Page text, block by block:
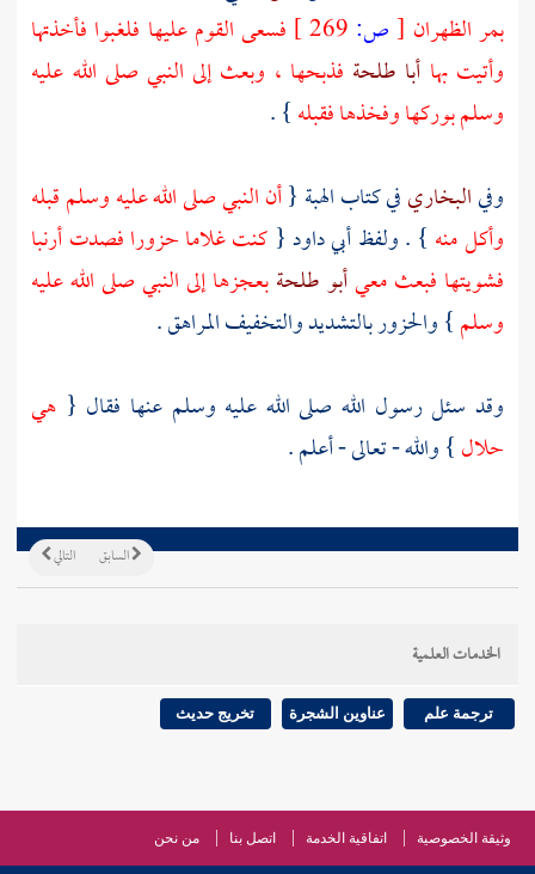
بمر الظهران [ص:
فسعى القوم عليها فلغبوا فأخذتها
وأتيت بها أبا طلحة فذبحها ، وبعث إلى النبي صلى الله عليه
وسلم بوركها وفخذها فقبله} .
وفيالبخاريفي كتاب الهبة {أن النبي صلى الله عليه وسلم قبله
وأكل منه } . ولفظأبي داود{ كنت غلاما حزورا فصدت أرنبا
فشويتها فبعث معيأبو طلحةبعجزها إلى النبي صلى الله عليه
وسلم} والحزور بالتشديد والتخفيف المراهق .
وقد سئل رسول الله صلى الله عليه وسلم عنها فقال { هي
حلال} والله - تعالى - أعلم .
التالي السابق
الخدمات العلمية
ترجمة علم عناوين الشجرة تخريج حديث
وثيقة الخصوصية اتفاقية الخدمة اتصل بنا من نحن